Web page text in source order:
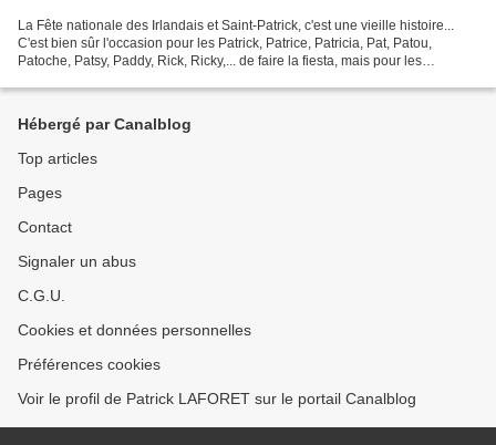
La Fête nationale des Irlandais et Saint-Patrick, c'est une vieille histoire...
C'est bien sûr l'occasion pour les Patrick, Patrice, Patricia, Pat, Patou,
Patoche, Patsy, Paddy, Rick, Ricky,... de faire la fiesta, mais pour les
Hébergé par Canalblog
Top articles
Pages
Contact
Signaler un abus
C.G.U.
Cookies et données personnelles
Préférences cookies
Voir le profil de Patrick LAFORET sur le portail Canalblog